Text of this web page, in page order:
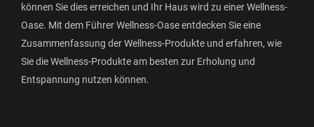
können Sie dies erreichen und Ihr Haus wird zu einer Wellness-
Oase. Mit dem Führer Wellness-Oase entdecken Sie eine
Zusammenfassung der Wellness-Produkte und erfahren, wie
Sie die Wellness-Produkte am besten zur Erholung und
Entspannung nutzen können.